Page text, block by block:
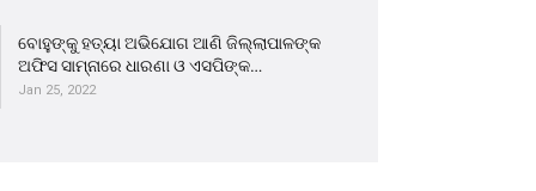
ବୋହୁଙ୍କୁ ହତ୍ୟା ଅଭିଯୋଗ ଆଣି ଜିଲ୍ଲାପାଳଙ୍କ
ଅଫିସ ସାମ୍ନାରେ ଧାରଣା ଓ ଏସପିଙ୍କ…
Jan 25, 2022